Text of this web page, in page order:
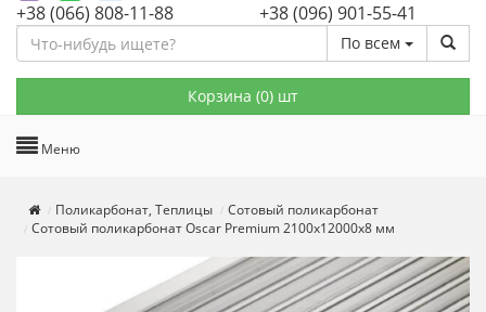
+38 (066) 808-11-88 +38 (096) 901-55-41
По всем
Корзина (0) шт
Меню
Поликарбонат, Теплицы
Сотовый поликарбонат
Сотовый поликарбонат Oscar Premium 2100х12000х8 мм